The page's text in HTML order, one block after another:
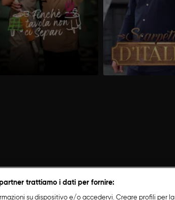
trattiamo i dati per fornire:
su dispositivo e/o accedervi. Creare profili per la